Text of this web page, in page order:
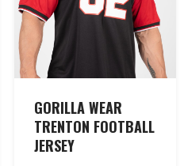
GORILLA WEAR
TRENTON FOOTBALL
JERSEY